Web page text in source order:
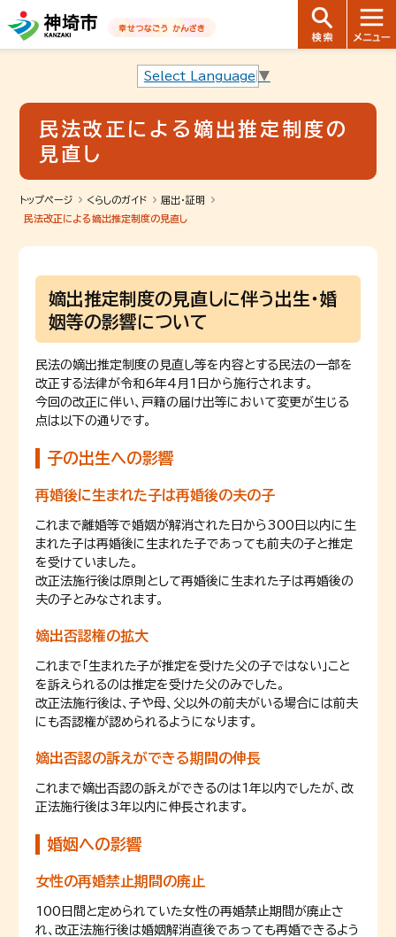
音声読み上げ用ナビゲーションです。
本文へ移動します
ページ最後（フッター）へ移動します
音声読み上げ用ナビゲーションはここまでです。
Select Language ▼
民法改正による嫡出推定制度の
見直し
トップページ くらしのガイド
届出・証明
民法改正による嫡出推定制度の見直し
嫡出推定制度の見直しに伴う出生・婚
姻等の影響について
民法の嫡出推定制度の見直し等を内容とする民法の一部を
改正する法律が令和6年4月1日から施行されます。
今回の改正に伴い、戸籍の届け出等において変更が生じる
点は以下の通りです。
子の出生への影響
再婚後に生まれた子は再婚後の夫の子
これまで離婚等で婚姻が解消された日から300日以内に生
まれた子は再婚後に生まれた子であっても前夫の子と推定
を受けていました。
改正法施行後は原則として再婚後に生まれた子は再婚後の
夫の子とみなされます。
嫡出否認権の拡大
これまで「生まれた子が推定を受けた父の子ではない」こと
を訴えられるのは推定を受けた父のみでした。
改正法施行後は、子や母、父以外の前夫がいる場合には前夫
にも否認権が認められるようになります。
嫡出否認の訴えができる期間の伸長
これまで嫡出否認の訴えができるのは1年以内でしたが、改
正法施行後は3年以内に伸長されます。
婚姻への影響
女性の再婚禁止期間の廃止
100日間と定められていた女性の再婚禁止期間が廃止さ
れ、改正法施行後は婚姻解消直後であっても再婚できるよう